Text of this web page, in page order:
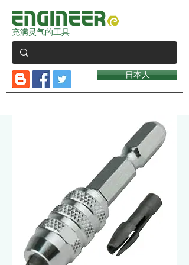
充满灵气的工具
日本人